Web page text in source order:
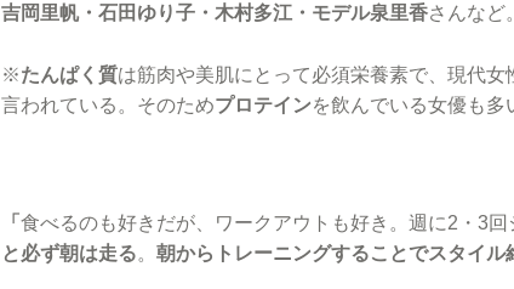
吉岡里帆・石田ゆり子・木村多江・モデル泉里香さんなど。
※たんぱく質は筋肉や美肌にとって必須栄養素で、現代女
言われている。そのためプロテインを飲んでいる女優も多
「 食べるのも好きだが、ワークアウトも好き。週に2・3回
と必ず朝は走る。 朝からトレーニングすることでスタイル